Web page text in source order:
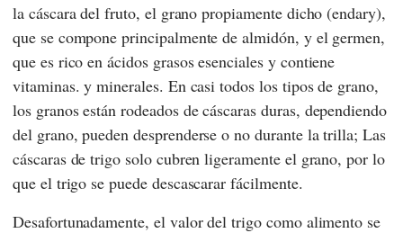
la cáscara del fruto, el grano propiamente dicho (endary),
que se compone principalmente de almidón, y el germen,
que es rico en ácidos grasos esenciales y contiene
vitaminas. y minerales. En casi todos los tipos de grano,
los granos están rodeados de cáscaras duras, dependiendo
del grano, pueden desprenderse o no durante la trilla; Las
cáscaras de trigo solo cubren ligeramente el grano, por lo
que el trigo se puede descascarar fácilmente.
Desafortunadamente, el valor del trigo como alimento se